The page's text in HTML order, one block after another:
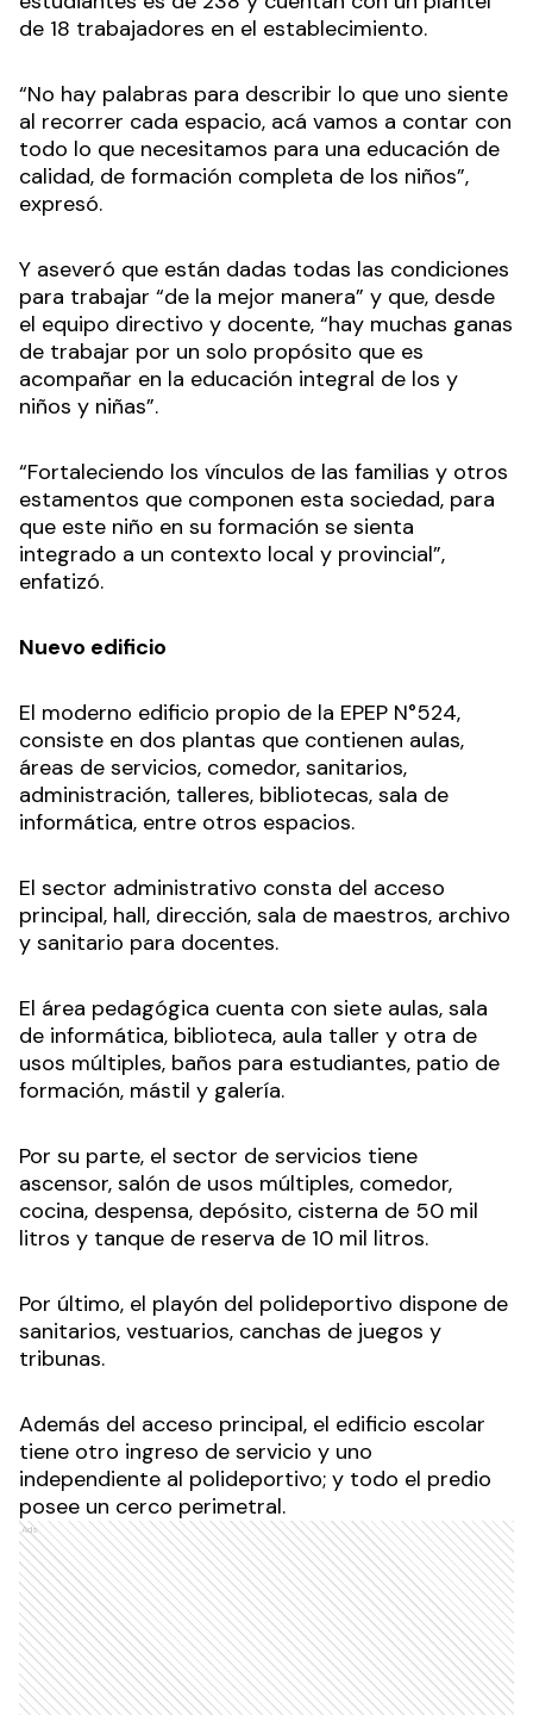
de 18 trabajadores en el establecimiento.
“No hay palabras para describir lo que uno siente
al recorrer cada espacio, acá vamos a contar con
todo lo que necesitamos para una educación de
calidad, de formación completa de los niños”,
expresó.
Y aseveró que están dadas todas las condiciones
para trabajar “de la mejor manera” y que, desde
el equipo directivo y docente, “hay muchas ganas
de trabajar por un solo propósito que es
acompañar en la educación integral de los y
niños y niñas”.
“Fortaleciendo los vínculos de las familias y otros
estamentos que componen esta sociedad, para
que este niño en su formación se sienta
integrado a un contexto local y provincial”,
enfatizó.
Nuevo edificio
El moderno edificio propio de la EPEP N°524,
consiste en dos plantas que contienen aulas,
áreas de servicios, comedor, sanitarios,
administración, talleres, bibliotecas, sala de
informática, entre otros espacios.
El sector administrativo consta del acceso
principal, hall, dirección, sala de maestros, archivo
y sanitario para docentes.
El área pedagógica cuenta con siete aulas, sala
de informática, biblioteca, aula taller y otra de
usos múltiples, baños para estudiantes, patio de
formación, mástil y galería.
Por su parte, el sector de servicios tiene
ascensor, salón de usos múltiples, comedor,
cocina, despensa, depósito, cisterna de 50 mil
litros y tanque de reserva de 10 mil litros.
Por último, el playón del polideportivo dispone de
sanitarios, vestuarios, canchas de juegos y
tribunas.
Además del acceso principal, el edificio escolar
tiene otro ingreso de servicio y uno
independiente al polideportivo; y todo el predio
posee un cerco perimetral.
Ads